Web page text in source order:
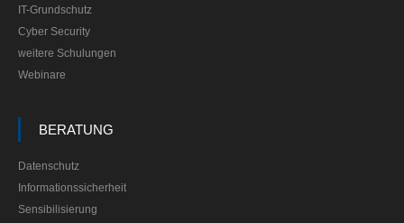
IT-Grundschutz
Cyber Security
weitere Schulungen
Webinare
BERATUNG
Datenschutz
Informationssicherheit
Sensibilisierung